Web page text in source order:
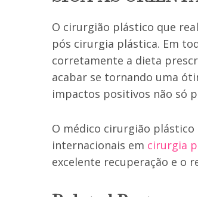
O cirurgião plástico que
pós cirurgia plástica. Em
corretamente a dieta
acabar se tornando uma
impactos positivos não só
O médico cirurgião plástico
internacionais em cirurgia
excelente recuperação e o